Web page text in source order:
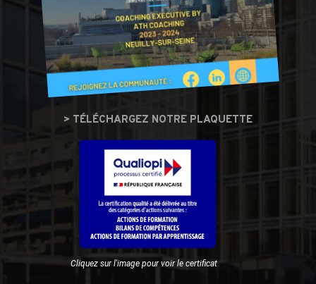
> TÉLÉCHARGEZ NOTRE PLAQUETTE
Cliquez sur l'image pour voir le certificat